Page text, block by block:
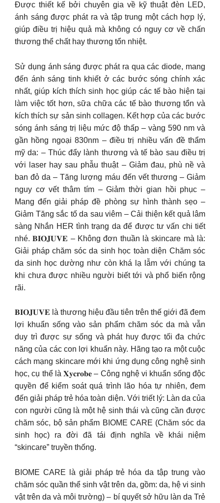
Được thiết kế bởi chuyên gia về kỹ thuật đèn LED,
ánh sáng được phát ra và tập trung một cách hợp lý,
giúp điều trị hiệu quả mà không có nguy cơ về chấn
thương thể chất hay thương tổn nhiệt.
Sử dụng ánh sáng được phát ra qua các diode, mang
đến ánh sáng tinh khiết ở các bước sóng chính xác
nhất, giúp kích thích sinh học giúp các tế bào hiện tại
làm việc tốt hơn, sữa chữa các tế bào thương tổn và
kích thích sự sản sinh collagen. Kết hợp của các bước
sóng ánh sáng trị liệu mức độ thấp – vàng 590 nm và
gần hồng ngoại 830nm – điều trị nhiều vấn đề thẩm
mỹ da: – Thúc đẩy lành thương và tế bào sau điều trị
với laser hay sau phẫu thuật – Giảm đau, phù nề và
ban đỏ da – Tăng lượng máu đến vết thương – Giảm
nguy cơ vết thâm tím – Giảm thời gian hồi phục –
Mang đến giải pháp đề phòng sự hình thành sẹo –
Giảm Tăng sắc tố da sau viêm – Cải thiện kết quả lâm
sàng Nhắn HER tình trạng da để được tư vấn chi tiết
nhé. 𝐁𝐈𝐎𝐉𝐔𝐕𝐄 – Không đơn thuần là skincare mà là:
Giải pháp chăm sóc da sinh học toàn diện Chăm sóc
da sinh học dường như còn khá lạ lẫm với chúng ta
khi chưa được nhiều người biết tới và phổ biến rộng
rãi.
𝐁𝐈𝐎𝐉𝐔𝐕𝐄 là thương hiệu đầu tiên trên thế giới đã đem
lợi khuẩn sống vào sản phẩm chăm sóc da mà vẫn
duy trì được sự sống và phát huy được tối đa chức
năng của các con lợi khuẩn này. Hãng tạo ra một cuộc
cách mạng skincare mới khi ứng dụng công nghệ sinh
học, cụ thể là 𝐗𝐲𝐜𝐫𝐨𝐛𝐞 – Công nghệ vi khuẩn sống độc
quyền để kiểm soát quá trình lão hóa tự nhiên, đem
đến giải pháp trẻ hóa toàn diện. Với triết lý: Làn da của
con người cũng là một hệ sinh thái và cũng cần được
chăm sóc, bộ sản phẩm BIOME CARE (Chăm sóc da
sinh học) ra đời đã tái định nghĩa về khái niệm
“skincare” truyền thống.
BIOME CARE là giải pháp trẻ hóa da tập trung vào
chăm sóc quần thể sinh vật trên da, gồm: da, hệ vi sinh
vật trên da và môi trường) – bí quyết sở hữu làn da Trẻ